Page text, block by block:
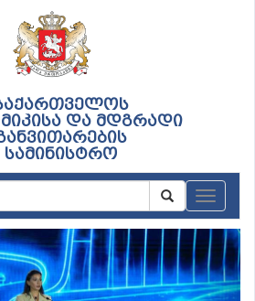
და მდგრადი
სამინისტრო
Next